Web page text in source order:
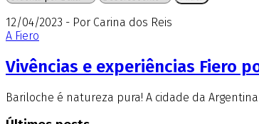
12/04/2023 - Por Carina dos Reis
A Fiero
Vivências e experiências Fiero
Bariloche é natureza pura! A cidade da